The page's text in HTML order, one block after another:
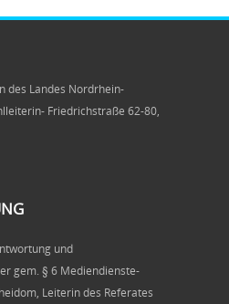
des Landes Nordrhein-
Friedrichstraße 62-80,
und
gem. § 6 Mediendienste-
Leiterin des Referates